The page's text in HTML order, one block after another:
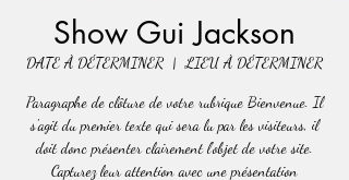
Show Gui Jackson
DATE À DÉTERMINER
  |
LIEU À DÉTERMINER
Paragraphe de clôture de votre rubrique Bienvenue. Il
s'agit du premier texte qui sera lu par les visiteurs, il
doit donc présenter clairement l'objet de votre site.
Capturez leur attention avec une présentation